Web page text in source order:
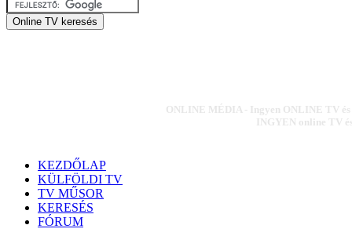
ONLINE MÉDIA - Ingyen ONLINE TV
INGYEN online TV
KEZDŐLAP
KÜLFÖLDI TV
TV MŰSOR
KERESÉS
FÓRUM